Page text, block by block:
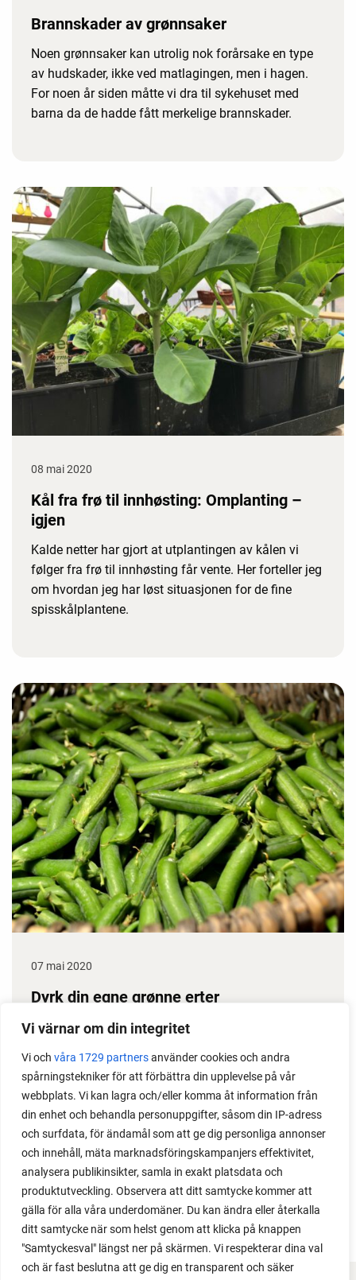
Vi värnar om din integritet
Vi och våra 1729 partnersanvänder cookies och andra
spårningstekniker för att förbättra din upplevelse på vår
webbplats. Vi kan lagra och/eller komma åt information från
din enhet och behandla personuppgifter, såsom din IP-adress
och surfdata, för ändamål som att ge dig personliga annonser
och innehåll, mäta marknadsföringskampanjers effektivitet,
analysera publikinsikter, samla in exakt platsdata och
produktutveckling. Observera att ditt samtycke kommer att
gälla för alla våra underdomäner. Du kan ändra eller återkalla
ditt samtycke när som helst genom att klicka på knappen
"Samtyckesval" längst ner på skärmen. Vi respekterar dina val
och är fast beslutna att ge dig en transparent och säker
Brannskader av grønnsaker
Noen grønnsaker kan utrolig nok forårsake en type
av hudskader, ikke ved matlagingen, men i hagen.
For noen år siden måtte vi dra til sykehuset med
barna da de hadde fått merkelige brannskader.
08 mai 2020
Kål fra frø til innhøsting: Omplanting –
igjen
Kalde netter har gjort at utplantingen av kålen vi
følger fra frø til innhøsting får vente. Her forteller jeg
om hvordan jeg har løst situasjonen for de fine
spisskålplantene.
07 mai 2020
Dyrk din egne grønne erter
Erter gir stor avling, dessuten klarer de seg i
en gullgruve i kjøkkenhagen. Her får du noen gode
ertedyrketips.